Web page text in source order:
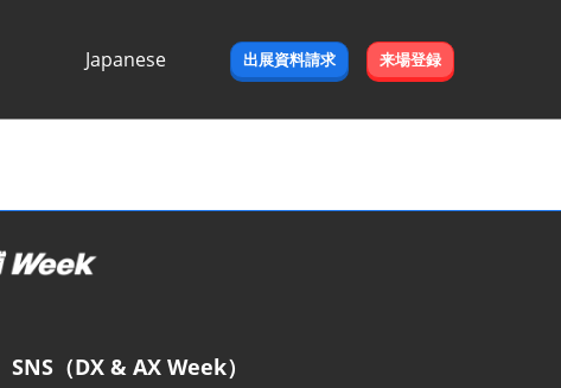
Japanese
出展資料請求 来場登録
SNS（DX & AX Week）